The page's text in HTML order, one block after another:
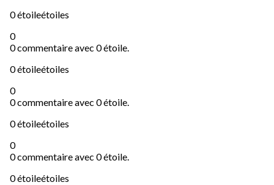
0 étoileétoiles
0
0 commentaire avec 0 étoile.
0 étoileétoiles
0
0 commentaire avec 0 étoile.
0 étoileétoiles
0
0 commentaire avec 0 étoile.
0 étoileétoiles